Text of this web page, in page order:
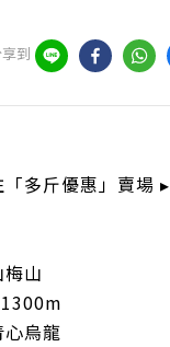
到
多斤優惠」賣場 ▸
山
烏龍